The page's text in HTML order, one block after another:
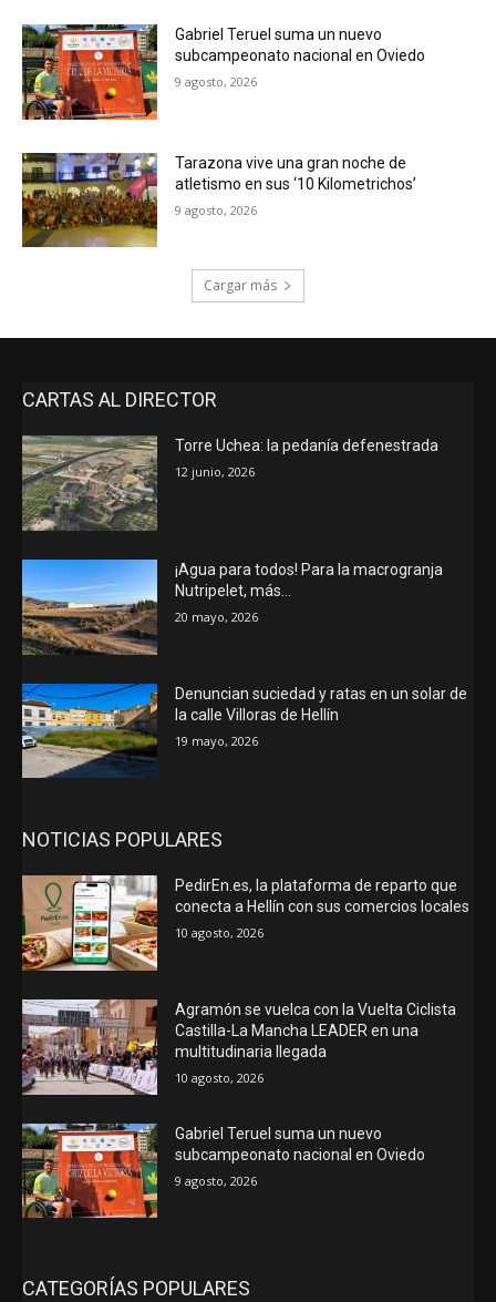
Gabriel Teruel suma un nuevo
subcampeonato nacional en Oviedo
9 agosto, 2026
Tarazona vive una gran noche de
atletismo en sus ‘10 Kilometrichos’
9 agosto, 2026
Cargar más
CARTAS AL DIRECTOR
Torre Uchea: la pedanía defenestrada
12 junio, 2026
¡Agua para todos! Para la macrogranja
Nutripelet, más…
20 mayo, 2026
Denuncian suciedad y ratas en un solar de
la calle Villoras de Hellín
19 mayo, 2026
NOTICIAS POPULARES
PedirEn.es, la plataforma de reparto que
conecta a Hellín con sus comercios locales
10 agosto, 2026
Agramón se vuelca con la Vuelta Ciclista
Castilla-La Mancha LEADER en una
multitudinaria llegada
10 agosto, 2026
Gabriel Teruel suma un nuevo
subcampeonato nacional en Oviedo
9 agosto, 2026
CATEGORÍAS POPULARES